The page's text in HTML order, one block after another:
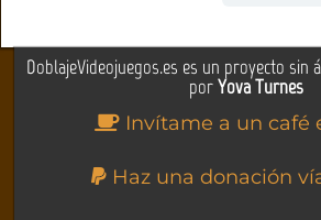
DoblajeVideojuegos.es es un proyecto sin
porYova Turnes
Invítame a un café
Haz una donación